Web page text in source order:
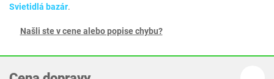
Svietidlá bazár.
Našli ste v cene alebo popise chybu?